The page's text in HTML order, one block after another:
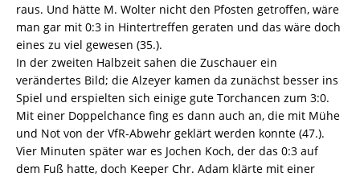
raus. Und hätte M. Wolter nicht den Pfosten getroffen, wäre
man gar mit 0:3 in Hintertreffen geraten und das wäre doch
eines zu viel gewesen (35.).
In der zweiten Halbzeit sahen die Zuschauer ein
verändertes Bild; die Alzeyer kamen da zunächst besser ins
Spiel und erspielten sich einige gute Torchancen zum 3:0.
Mit einer Doppelchance fing es dann auch an, die mit Mühe
und Not von der VfR-Abwehr geklärt werden konnte (47.).
Vier Minuten später war es Jochen Koch, der das 0:3 auf
dem Fuß hatte, doch Keeper Chr. Adam klärte mit einer